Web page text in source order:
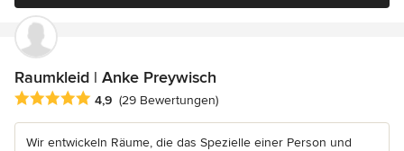
Raumkleid | Anke Preywisch
Durchschnittliche Bewertung: 4.9 von 5 Sternen
4,9 (29 Bewertungen)
Wir entwickeln Räume, die das Spezielle einer Person und